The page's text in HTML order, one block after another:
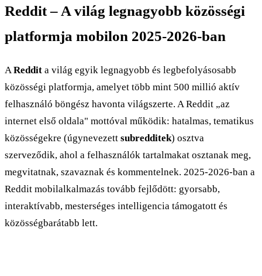
Reddit – A világ legnagyobb közösségi
platformja mobilon 2025-2026-ban
AReddit a világ egyik legnagyobb és legbefolyásosabb
közösségi platformja, amelyet több mint 500 millió aktív
felhasználó böngész havonta világszerte. A Reddit „az
internet első oldala" mottóval működik: hatalmas, tematikus
közösségekre (úgynevezett subredditek) osztva
szerveződik, ahol a felhasználók tartalmakat osztanak meg,
megvitatnak, szavaznak és kommentelnek. 2025-2026-ban a
Reddit mobilalkalmazás tovább fejlődött: gyorsabb,
interaktívabb, mesterséges intelligencia támogatott és
közösségbarátabb lett.